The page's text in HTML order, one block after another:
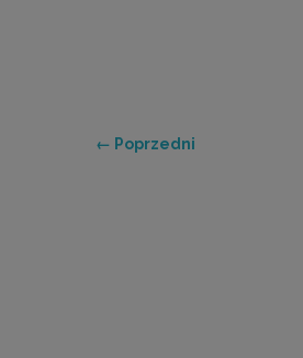
← Poprzedni